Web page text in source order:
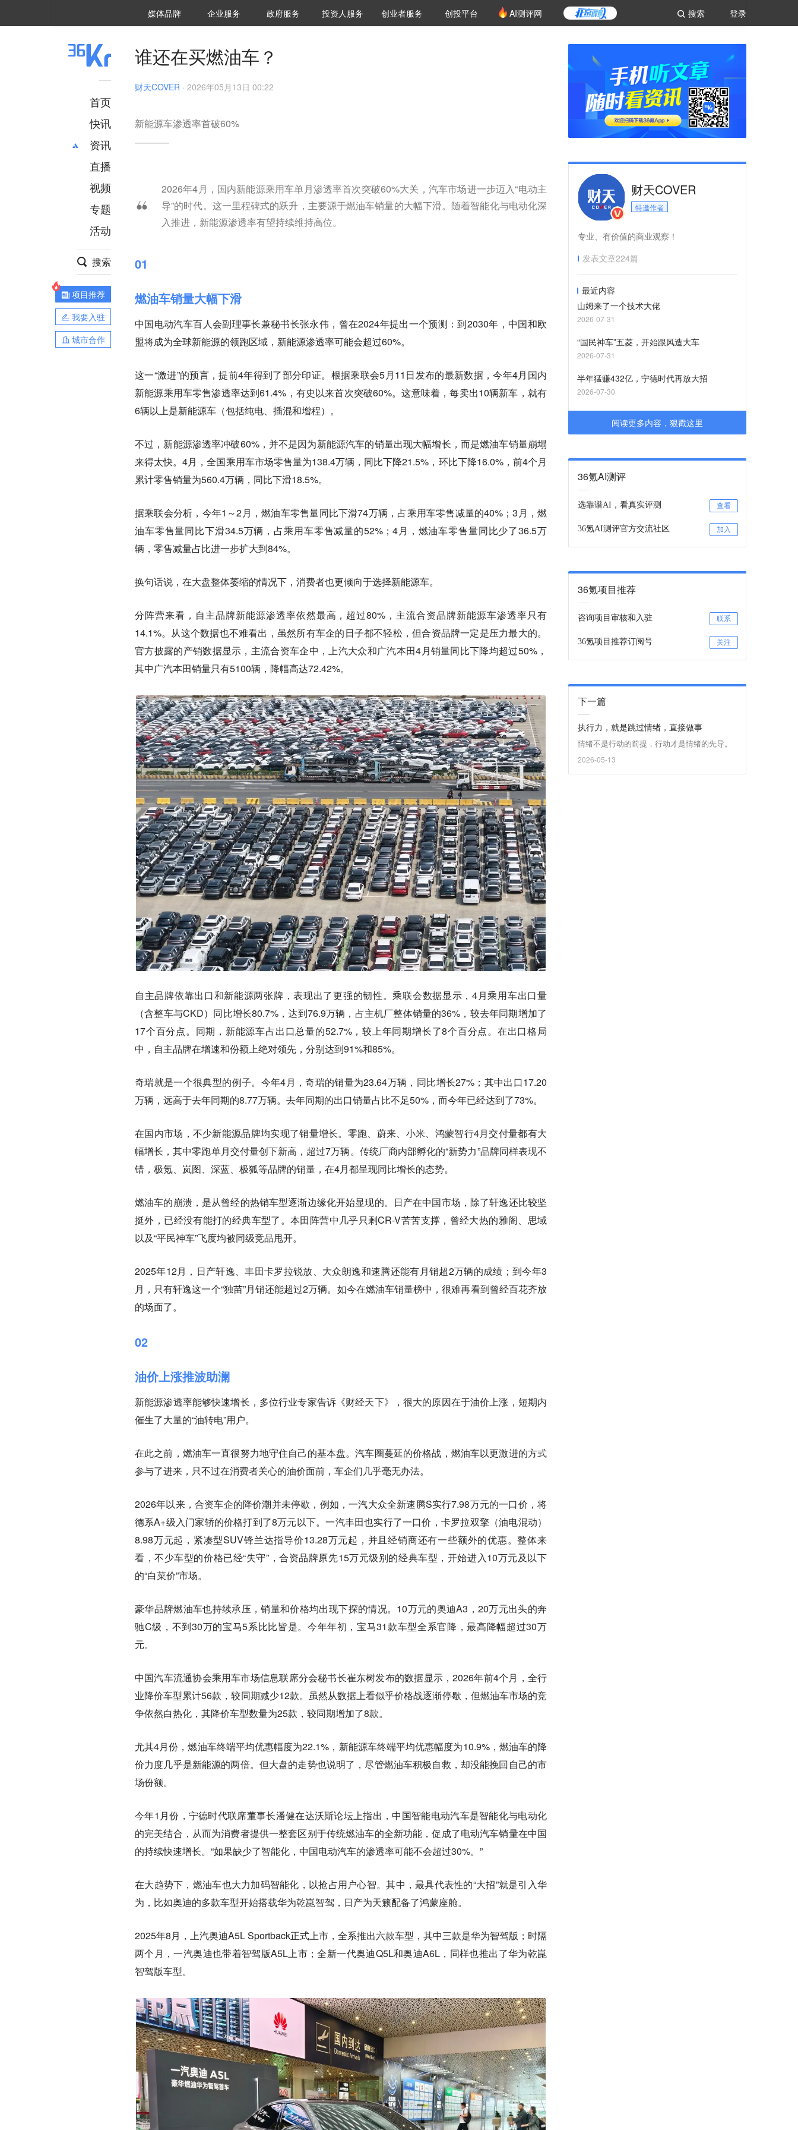
登录
搜索
媒体品牌 36Kr研究院
企业服务 城市之窗
政府服务 VClub投资机构库
投资机构职位推介
投资人服务 创投氪堂
创业者服务 创投平台 AI测评网
首页
快讯
资讯
推荐
财经
项目推荐
安徽
直播
视频
专题
活动
搜索
项目推荐
我要入驻
城市合作
谁还在买燃油车？
财天COVER · 2026年05月13日 00:22
新能源车渗透率首破60%
2026年4月，国内新能源乘用车单月渗透率首次突破60%大关，汽车市场进一步迈入“电动主
导”的时代。这一里程碑式的跃升，主要源于燃油车销量的大幅下滑。随着智能化与电动化深
入推进，新能源渗透率有望持续维持高位。
01
燃油车销量大幅下滑
中国电动汽车百人会副理事长兼秘书长张永伟，曾在2024年提出一个预测：到2030年，中国和欧
盟将成为全球新能源的领跑区域，新能源渗透率可能会超过60%。
这一“激进”的预言，提前4年得到了部分印证。根据乘联会5月11日发布的最新数据，今年4月国内
新能源乘用车零售渗透率达到61.4%，有史以来首次突破60%。这意味着，每卖出10辆新车，就有
6辆以上是新能源车（包括纯电、插混和增程）。
不过，新能源渗透率冲破60%，并不是因为新能源汽车的销量出现大幅增长，而是燃油车销量崩塌
来得太快。4月，全国乘用车市场零售量为138.4万辆，同比下降21.5%，环比下降16.0%，前4个月
累计零售销量为560.4万辆，同比下滑18.5%。
据乘联会分析，今年1～2月，燃油车零售量同比下滑74万辆，占乘用车零售减量的40%；3月，燃
油车零售量同比下滑34.5万辆，占乘用车零售减量的52%；4月，燃油车零售量同比少了36.5万
辆，零售减量占比进一步扩大到84%。
换句话说，在大盘整体萎缩的情况下，消费者也更倾向于选择新能源车。
分阵营来看，自主品牌新能源渗透率依然最高，超过80%，主流合资品牌新能源车渗透率只有
14.1%。从这个数据也不难看出，虽然所有车企的日子都不轻松，但合资品牌一定是压力最大的。
官方披露的产销数据显示，主流合资车企中，上汽大众和广汽本田4月销量同比下降均超过50%，
其中广汽本田销量只有5100辆，降幅高达72.42%。
自主品牌依靠出口和新能源两张牌，表现出了更强的韧性。乘联会数据显示，4月乘用车出口量
（含整车与CKD）同比增长80.7%，达到76.9万辆，占主机厂整体销量的36%，较去年同期增加了
17个百分点。同期，新能源车占出口总量的52.7%，较上年同期增长了8个百分点。在出口格局
中，自主品牌在增速和份额上绝对领先，分别达到91%和85%。
奇瑞就是一个很典型的例子。今年4月，奇瑞的销量为23.64万辆，同比增长27%；其中出口17.20
万辆，远高于去年同期的8.77万辆。去年同期的出口销量占比不足50%，而今年已经达到了73%。
在国内市场，不少新能源品牌均实现了销量增长。零跑、蔚来、小米、鸿蒙智行4月交付量都有大
幅增长，其中零跑单月交付量创下新高，超过7万辆。传统厂商内部孵化的“新势力”品牌同样表现不
错，极氪、岚图、深蓝、极狐等品牌的销量，在4月都呈现同比增长的态势。
燃油车的崩溃，是从曾经的热销车型逐渐边缘化开始显现的。日产在中国市场，除了轩逸还比较坚
挺外，已经没有能打的经典车型了。本田阵营中几乎只剩CR-V苦苦支撑，曾经大热的雅阁、思域
以及“平民神车”飞度均被同级竞品甩开。
2025年12月，日产轩逸、丰田卡罗拉锐放、大众朗逸和速腾还能有月销超2万辆的成绩；到今年3
月，只有轩逸这一个“独苗”月销还能超过2万辆。如今在燃油车销量榜中，很难再看到曾经百花齐放
的场面了。
02
油价上涨推波助澜
新能源渗透率能够快速增长，多位行业专家告诉《财经天下》，很大的原因在于油价上涨，短期内
催生了大量的“油转电”用户。
在此之前，燃油车一直很努力地守住自己的基本盘。汽车圈蔓延的价格战，燃油车以更激进的方式
参与了进来，只不过在消费者关心的油价面前，车企们几乎毫无办法。
2026年以来，合资车企的降价潮并未停歇，例如，一汽大众全新速腾S实行7.98万元的一口价，将
德系A+级入门家轿的价格打到了8万元以下。一汽丰田也实行了一口价，卡罗拉双擎（油电混动）
8.98万元起，紧凑型SUV锋兰达指导价13.28万元起，并且经销商还有一些额外的优惠。整体来
看，不少车型的价格已经“失守”，合资品牌原先15万元级别的经典车型，开始进入10万元及以下
的“白菜价”市场。
豪华品牌燃油车也持续承压，销量和价格均出现下探的情况。10万元的奥迪A3，20万元出头的奔
驰C级，不到30万的宝马5系比比皆是。今年年初，宝马31款车型全系官降，最高降幅超过30万
元。
中国汽车流通协会乘用车市场信息联席分会秘书长崔东树发布的数据显示，2026年前4个月，全行
业降价车型累计56款，较同期减少12款。虽然从数据上看似乎价格战逐渐停歇，但燃油车市场的竞
争依然白热化，其降价车型数量为25款，较同期增加了8款。
尤其4月份，燃油车终端平均优惠幅度为22.1%，新能源车终端平均优惠幅度为10.9%，燃油车的降
价力度几乎是新能源的两倍。但大盘的走势也说明了，尽管燃油车积极自救，却没能挽回自己的市
场份额。
今年1月份，宁德时代联席董事长潘健在达沃斯论坛上指出，中国智能电动汽车是智能化与电动化
的完美结合，从而为消费者提供一整套区别于传统燃油车的全新功能，促成了电动汽车销量在中国
的持续快速增长。“如果缺少了智能化，中国电动汽车的渗透率可能不会超过30%。”
在大趋势下，燃油车也大力加码智能化，以抢占用户心智。其中，最具代表性的“大招”就是引入华
为，比如奥迪的多款车型开始搭载华为乾崑智驾，日产为天籁配备了鸿蒙座舱。
2025年8月，上汽奥迪A5L Sportback正式上市，全系推出六款车型，其中三款是华为智驾版；时隔
两个月，一汽奥迪也带着智驾版A5L上市；全新一代奥迪Q5L和奥迪A6L，同样也推出了华为乾崑
智驾版车型。
财天COVER
特邀作者
专业、有价值的商业观察！
发表文章224篇
最近内容
山姆来了一个技术大佬
2026-07-31
“国民神车”五菱，开始跟风造大车
2026-07-31
半年猛赚432亿，宁德时代再放大招
2026-07-30
阅读更多内容，狠戳这里
36氪AI测评
选靠谱AI，看真实评测 查看
36氪AI测评官方交流社区 加入
36氪项目推荐
咨询项目审核和入驻 联系
36氪项目推荐订阅号 关注
下一篇
执行力，就是跳过情绪，直接做事
情绪不是行动的前提，行动才是情绪的先导。
2026-05-13